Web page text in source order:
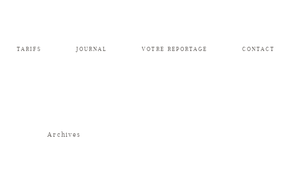
TARIFS JOURNAL VOTRE REPORTAGE CONTACT
Archives